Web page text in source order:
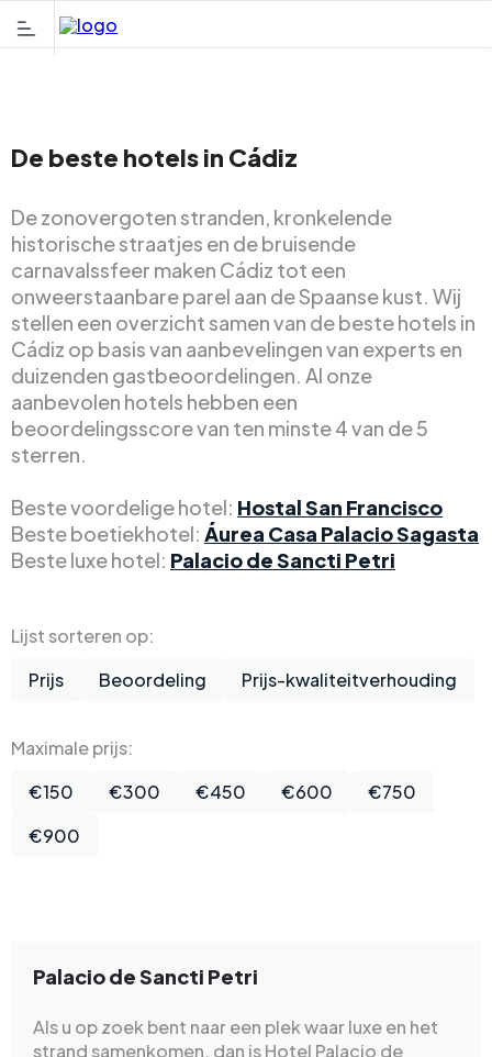
De beste hotels in Cádiz
De zonovergoten stranden, kronkelende
historische straatjes en de bruisende
carnavalssfeer maken Cádiz tot een
onweerstaanbare parel aan de Spaanse kust. Wij
stellen een overzicht samen van de beste hotels in
Cádiz op basis van aanbevelingen van experts en
duizenden gastbeoordelingen. Al onze
aanbevolen hotels hebben een
beoordelingsscore van ten minste 4 van de 5
sterren.
Beste voordelige hotel: Hostal San Francisco
Beste boetiekhotel: Áurea Casa Palacio Sagasta
Beste luxe hotel: Palacio de Sancti Petri
Lijst sorteren op:
Prijs
Beoordeling Prijs-kwaliteitverhouding
Maximale prijs:
€150
€300 €450 €600
€750
€900
Palacio de Sancti Petri
Als u op zoek bent naar een plek waar luxe en het
strand samenkomen, dan is Hotel Palacio de